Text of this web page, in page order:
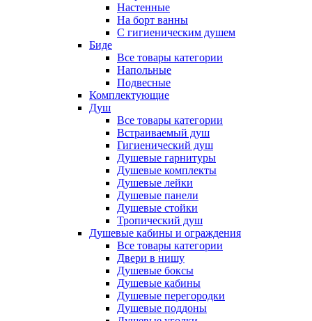
Настенные
На борт ванны
С гигиеническим душем
Биде
Все товары категории
Напольные
Подвесные
Комплектующие
Душ
Все товары категории
Встраиваемый душ
Гигиенический душ
Душевые гарнитуры
Душевые комплекты
Душевые лейки
Душевые панели
Душевые стойки
Тропический душ
Душевые кабины и ограждения
Все товары категории
Двери в нишу
Душевые боксы
Душевые кабины
Душевые перегородки
Душевые поддоны